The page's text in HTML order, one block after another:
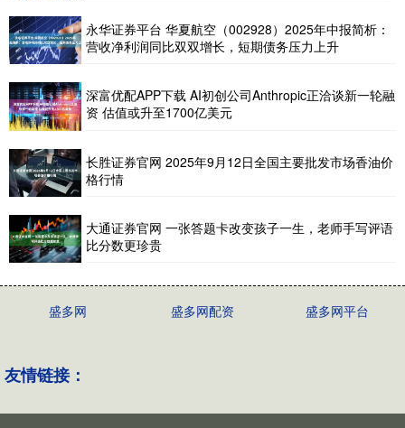
永华证券平台 华夏航空（002928）2025年中报简析：
营收净利润同比双双增长，短期债务压力上升
深富优配APP下载 AI初创公司Anthropic正洽谈新一轮融
资 估值或升至1700亿美元
长胜证券官网 2025年9月12日全国主要批发市场香油价
格行情
大通证券官网 一张答题卡改变孩子一生，老师手写评语
比分数更珍贵
盛多网 盛多网配资 盛多网平台
友情链接：